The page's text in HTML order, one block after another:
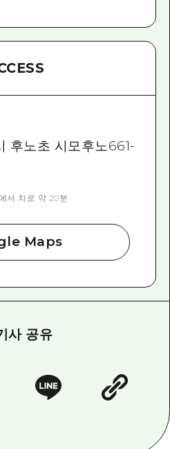
후노초 시모후노661-
서 차로 약 20분
Maps
사 공유